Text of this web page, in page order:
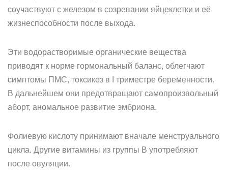
соучаствуют с железом в созревании яйцеклетки и её
жизнеспособности после выхода.
Эти водорастворимые органические вещества
приводят к норме гормональный баланс, облегчают
симптомы ПМС, токсикоз в I триместре беременности.
В дальнейшем они предотвращают самопроизвольный
аборт, аномальное развитие эмбриона.
Фолиевую кислоту принимают вначале менструального
цикла. Другие витамины из группы B употребляют
после овуляции.